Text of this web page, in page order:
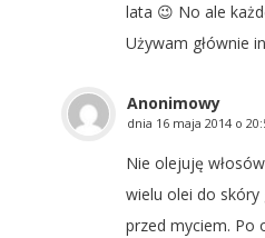
lata 😉 No ale
Używam głównie
Anonimowy
dnia 16 maja 2014 o
Nie olejuję
wielu olei do skóry
przed myciem. Po